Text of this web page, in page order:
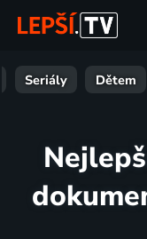
Seriály Dětem